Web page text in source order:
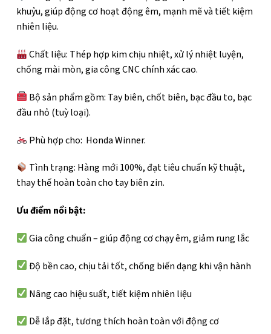
khuỷu, giúp động cơ hoạt động êm, mạnh mẽ và tiết kiệm
nhiên liệu.
Chất liệu: Thép hợp kim chịu nhiệt, xử lý nhiệt luyện,
chống mài mòn, gia công CNC chính xác cao.
Bộ sản phẩm gồm: Tay biên, chốt biên, bạc đầu to, bạc
đầu nhỏ (tuỳ loại).
Phù hợp cho: Honda Winner.
Tình trạng: Hàng mới 100%, đạt tiêu chuẩn kỹ thuật,
thay thế hoàn toàn cho tay biên zin.
Ưu điểm nổi bật:
Gia công chuẩn – giúp động cơ chạy êm, giảm rung lắc
Độ bền cao, chịu tải tốt, chống biến dạng khi vận hành
Nâng cao hiệu suất, tiết kiệm nhiên liệu
Dễ lắp đặt, tương thích hoàn toàn với động cơ